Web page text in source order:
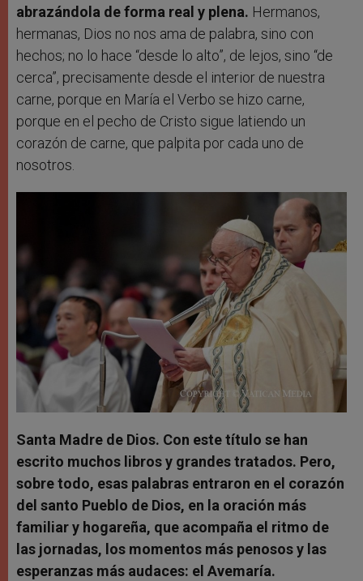
abrazándola de forma real y plena. Hermanos,
hermanas, Dios no nos ama de palabra, sino con
hechos; no lo hace “desde lo alto”, de lejos, sino “de
cerca”, precisamente desde el interior de nuestra
carne, porque en María el Verbo se hizo carne,
porque en el pecho de Cristo sigue latiendo un
corazón de carne, que palpita por cada uno de
nosotros.
Santa Madre de Dios. Con este título se han
escrito muchos libros y grandes tratados. Pero,
sobre todo, esas palabras entraron en el corazón
del santo Pueblo de Dios, en la oración más
familiar y hogareña, que acompaña el ritmo de
las jornadas, los momentos más penosos y las
esperanzas más audaces: el Avemaría.